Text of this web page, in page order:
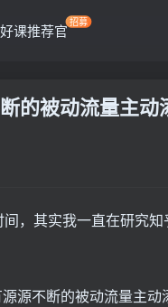
好课推荐官招募
的被动流量主动
，其实我一直在研究
源不断的被动流量主动